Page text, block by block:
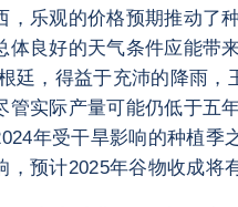
，乐观的价格预期推动了
体良好的天气条件应能带
廷，得益于充沛的降雨，
管实际产量可能仍低于五
年受干旱影响的种植季
，预计2025年谷物收成将